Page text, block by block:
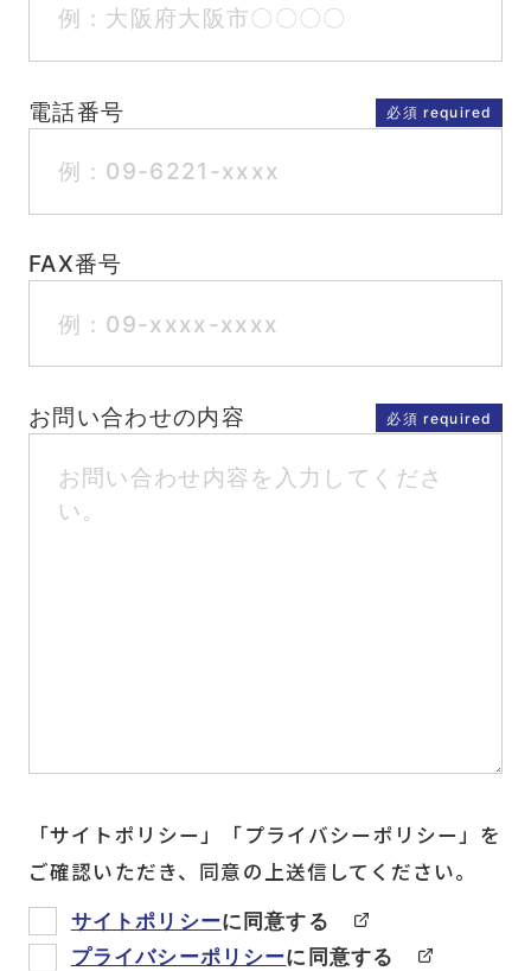
電話番号
FAX番号
お問い合わせの内容
「サイトポリシー」「プライバシーポリシー」を
ご確認いただき、同意の上送信してください。
サイトポリシーに同意する
プライバシーポリシーに同意する